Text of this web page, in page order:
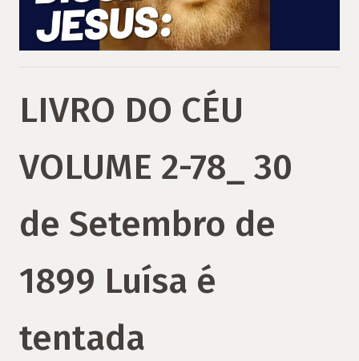
LIVRO DO CÉU
VOLUME 2-78_ 30
de Setembro de
1899 Luísa é
tentada